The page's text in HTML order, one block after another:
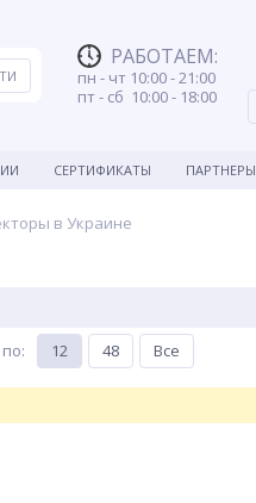
РАБОТАЕМ:
пн - чт 10:00 - 21:00
пт - сб 10:00 - 18:00
СЕРТИФИКАТЫ ПАРТНЕРЫ
в Украине
: 12 48 Все